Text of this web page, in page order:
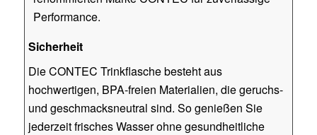
Performance.
Sicherheit
Die CONTEC Trinkflasche besteht aus
hochwertigen, BPA-freien Materialien, die geruchs-
und geschmacksneutral sind. So genießen Sie
jederzeit frisches Wasser ohne gesundheitliche